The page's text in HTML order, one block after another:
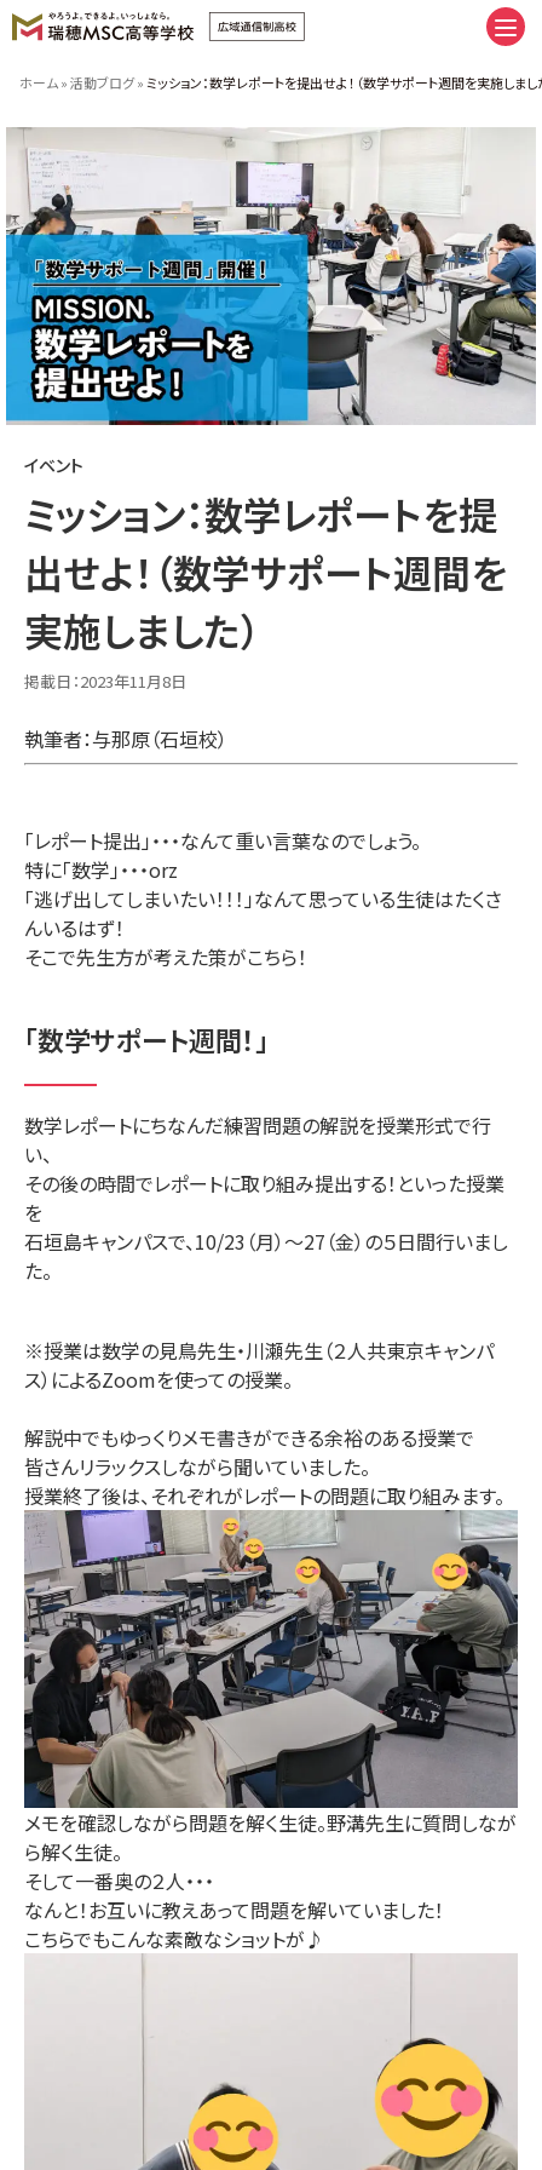
卒業へまっすぐ。未来にまっしぐら
卒業へまっすぐ。未来にまっしぐら
通学コース｜私だけの時間割
ネットコース｜私だけの時間割
手厚いサポート | スクーリング
推しプログラム＆サポート8
友だち、つくろうぜ。
（イベント | 部活 | FAMcampus | 制服）
瑞穂MSCの施設紹介
みんなの学習ベース。（キャンパス
| 学習室 | スクーリング会場）
瑞穂MSCへ入学しよう。
新入学・転編入の流れ
特別奨学生制度学費サポート
授業料追納制度
卒業生・在校生の声
お知らせ・ブログ
お知らせ
お問い合わせ よくあるご質問
学校情報
学校概要
通信制高校について
ホーム»活動ブログ»ミッション：数学レポートを提出せよ！（数学サポート週間を実施しまし
イベント
ミッション：数学レポートを提
出せよ！（数学サポート週間を
実施しました）
掲載日：2023年11月8日
執筆者：与那原（石垣校）
「レポート提出」・・・なんて重い言葉なのでしょう。
特に「数学」・・・orz
「逃げ出してしまいたい！！！」なんて思っている生徒はたくさ
んいるはず！
そこで先生方が考えた策がこちら！
「数学サポート週間！」
数学レポートにちなんだ練習問題の解説を授業形式で行
い、
その後の時間でレポートに取り組み提出する！といった授業
を
石垣島キャンパスで、10/23（月）～27（金）の５日間行いまし
た。
※授業は数学の見鳥先生・川瀬先生（２人共東京キャンパ
ス）によるZoomを使っての授業。
解説中でもゆっくりメモ書きができる余裕のある授業で
皆さんリラックスしながら聞いていました。
授業終了後は、それぞれがレポートの問題に取り組みます。
メモを確認しながら問題を解く生徒。野溝先生に質問しなが
ら解く生徒。
そして一番奥の２人・・・
なんと！お互いに教えあって問題を解いていました！
こちらでもこんな素敵なショットが♪